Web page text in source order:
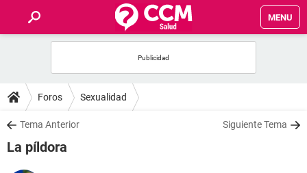
MENU
FORUMS
SALUD
FAMILIA
Foros Sexualidad
Tema Anterior Siguiente Tema
La píldora